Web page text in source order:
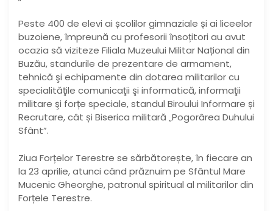
Peste 400 de elevi ai școlilor gimnaziale și ai liceelor
buzoiene, împreună cu profesorii însoțitori au avut
ocazia să viziteze Filiala Muzeului Militar Național din
Buzău, standurile de prezentare de armament,
tehnică şi echipamente din dotarea militarilor cu
specialităţile comunicaţii şi informatică, informaţii
militare şi forțe speciale, standul Biroului Informare și
Recrutare, cât și Biserica militară „Pogorârea Duhului
Sfânt”.
Ziua Forțelor Terestre se sărbătorește, în fiecare an
la 23 aprilie, atunci când prăznuim pe Sfântul Mare
Mucenic Gheorghe, patronul spiritual al militarilor din
Forțele Terestre.